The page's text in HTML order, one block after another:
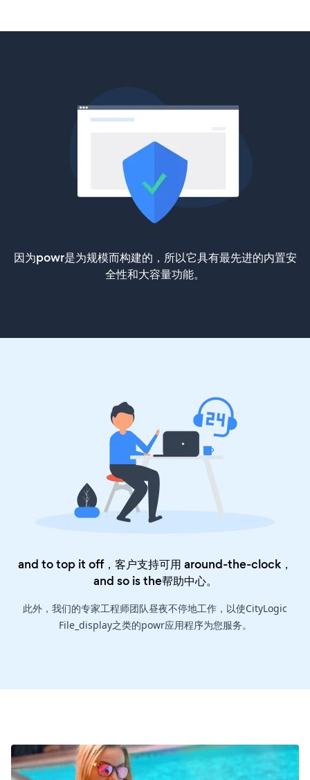
因为powr是为规模而构建的，所以它具有最先进的内置安
全性和大容量功能。
and to top it off，客户支持可用 around-the-clock，
and so is the帮助中心。
此外，我们的专家工程师团队昼夜不停地工作，以使CityLogic
File_display之类的powr应用程序为您服务。